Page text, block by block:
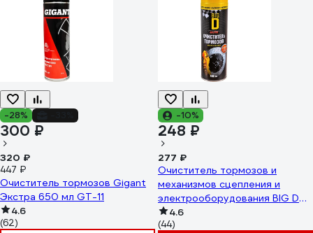
-28%
300 ₽
320 ₽
447 ₽
Очиститель тормозов Gigant
Экстра 650 мл GT-11
4.6
(62)
-10%
248 ₽
277 ₽
Очиститель тормозов и
механизмов сцепления и
электрооборудования BIG D
500мл ASC3001
4.6
(44)